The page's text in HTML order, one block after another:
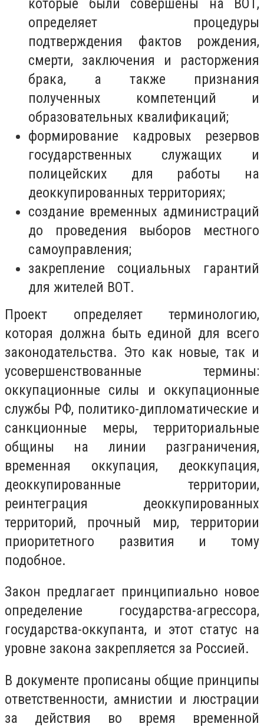
определяет процедуры
подтверждения фактов рождения,
смерти, заключения и расторжения
брака, а также признания
полученных компетенций и
образовательных квалификаций;
формирование кадровых резервов
государственных служащих и
полицейских для работы на
деоккупированных территориях;
создание временных администраций
до проведения выборов местного
самоуправления;
закрепление социальных гарантий
для жителей ВОТ.
Проект определяет терминологию,
которая должна быть единой для всего
законодательства. Это как новые, так и
усовершенствованные термины:
оккупационные силы и оккупационные
службы РФ, политико-дипломатические и
санкционные меры, территориальные
общины на линии разграничения,
временная оккупация, деоккупация,
деоккупированные территории,
реинтеграция деоккупированных
территорий, прочный мир, территории
приоритетного развития и тому
подобное.
Закон предлагает принципиально новое
определение государства-агрессора,
государства-оккупанта, и этот статус на
уровне закона закрепляется за Россией.
В документе прописаны общие принципы
ответственности, амнистии и люстрации
за действия во время временной